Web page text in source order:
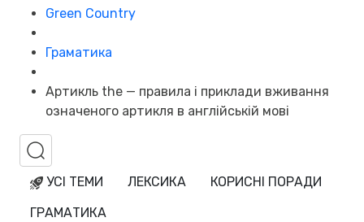
Green Country
Граматика
Артикль the — правила і приклади вживання
означеного артикля в англійській мові
УСІ ТЕМИ ЛЕКСИКА
КОРИСНІ ПОРАДИ
ГРАМАТИКА